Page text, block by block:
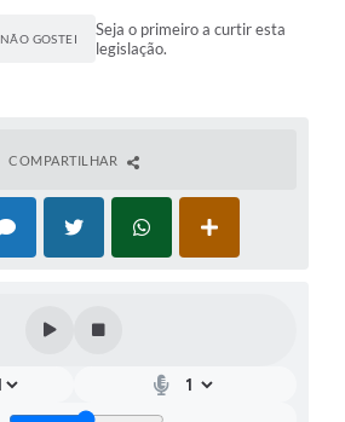
NÃO GOSTEI
Seja o primeiro a curtir esta
legislação.
COMPARTILHAR